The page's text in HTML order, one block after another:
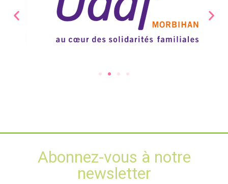
Abonnez-vous à notre
newsletter